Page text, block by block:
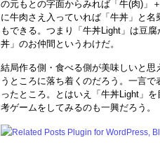
の元もとの字面からみれば「牛(肉)」
に牛肉さえ入っていれば「牛丼」と
もできる。つまり「牛丼Light」は豆
丼」のお仲間というわけだ。
結局作る側・食べる側が美味しいと
うところに落ち着くのだろう。一言
ったところ。とはいえ「牛丼Light」
考ゲームをしてみるのも一興だろう。